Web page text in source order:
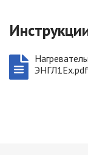
ЭНГЛ1Ех.pdf